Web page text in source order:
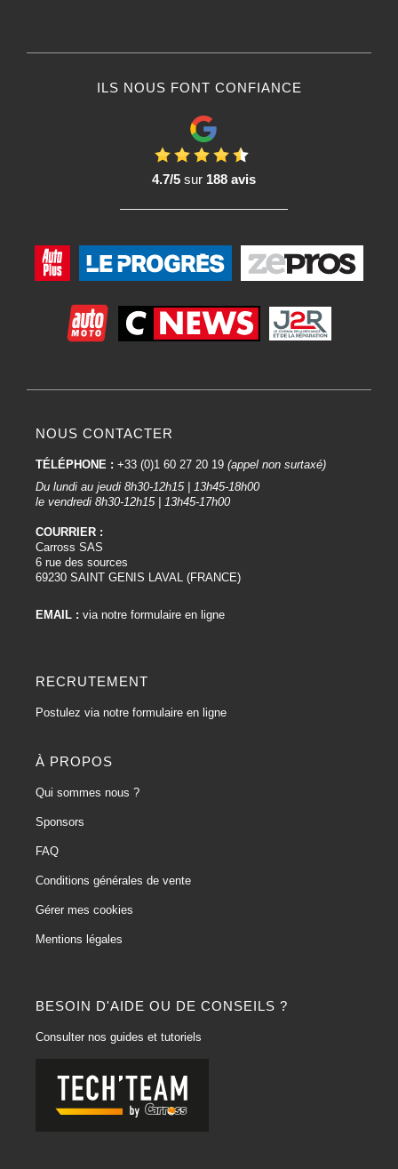
ILS NOUS FONT CONFIANCE
4.7/5sur 188 avis
BESOIN D'AIDE OU DE CONSEILS ?
Consulter nos guides et tutoriels
NOUS CONTACTER
TÉLÉPHONE : +33 (0)1 60 27 20 19 (appel non surtaxé)
Du lundi au jeudi 8h30-12h15 | 13h45-18h00
le vendredi 8h30-12h15 | 13h45-17h00
COURRIER :
Carross SAS
6 rue des sources
69230 SAINT GENIS LAVAL (FRANCE)
EMAIL : via notre formulaire en ligne
RECRUTEMENT
Postulez via notre formulaire en ligne
À PROPOS
Qui sommes nous ?
Sponsors
FAQ
Conditions générales de vente
Gérer mes cookies
Mentions légales